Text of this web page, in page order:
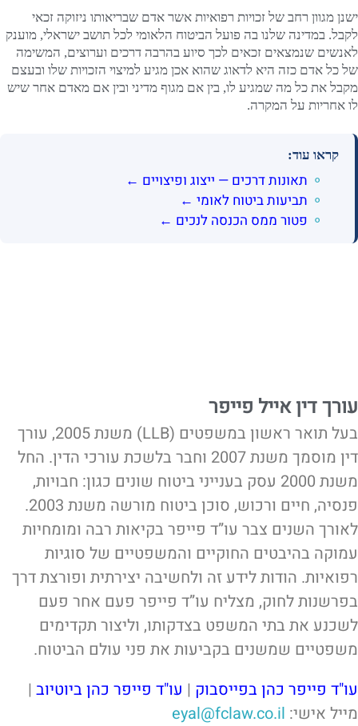
ישנן מגוון רחב של זכויות רפואיות אשר אדם שבריאותו ניזוקה זכאי
לקבל. במדינה שלנו בה פועל הביטוח הלאומי לכל תושב ישראלי, מוענק
לאנשים שנמצאים זכאים לכך סיוע בהרבה דרכים וערוצים, המשימה
של כל אדם כזה היא לדאוג שהוא אכן מגיע למיצוי הזכויות שלו ובעצם
מקבל את כל מה שמגיע לו, בין אם מגוף מדיני ובין אם מאדם אחר שיש
לו אחריות על המקרה.
קראו עוד:
תאונות דרכים — ייצוג ופיצויים ←
תביעות ביטוח לאומי ←
פטור ממס הכנסה לנכים ←
עורך דין אייל פייפר
בעל תואר ראשון במשפטים (LLB) משנת 2005, עורך
דין מוסמך משנת 2007 וחבר בלשכת עורכי הדין. החל
משנת 2000 עסק בענייני ביטוח שונים כגון: חבויות,
פנסיה, חיים ורכוש, סוכן ביטוח מורשה משנת 2003.
לאורך השנים צבר עו”ד פייפר בקיאות רבה ומומחיות
עמוקה בהיבטים החוקיים והמשפטיים של סוגיות
רפואיות. הודות לידע זה ולחשיבה יצירתית ופורצת דרך
בפרשנות לחוק, מצליח עו”ד פייפר פעם אחר פעם
לשכנע את בתי המשפט בצדקותו, וליצור תקדימים
משפטיים שמשנים בקביעות את פני עולם הביטוח.
עו"ד פייפר כהן בפייסבוק | עו"ד פייפר כהן ביוטיוב |
מייל אישי: eyal@fclaw.co.il